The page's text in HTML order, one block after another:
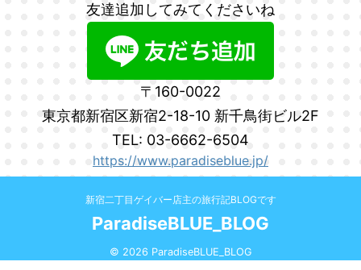
友達追加してみてくださいね
〒160-0022
東京都新宿区新宿2-18-10 新千鳥街ビル2F
TEL: 03-6662-6504
https://www.paradiseblue.jp/
新宿二丁目ゲイバー店主の旅行記BLOGです
ParadiseBLUE_BLOG
© 2026 ParadiseBLUE_BLOG